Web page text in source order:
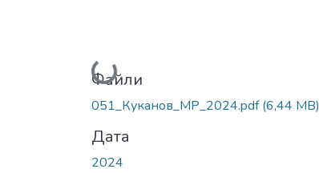
Вантажиться...
Файли
051_Куканов_МР_2024.pdf(6,44 MB)
Дата
2024